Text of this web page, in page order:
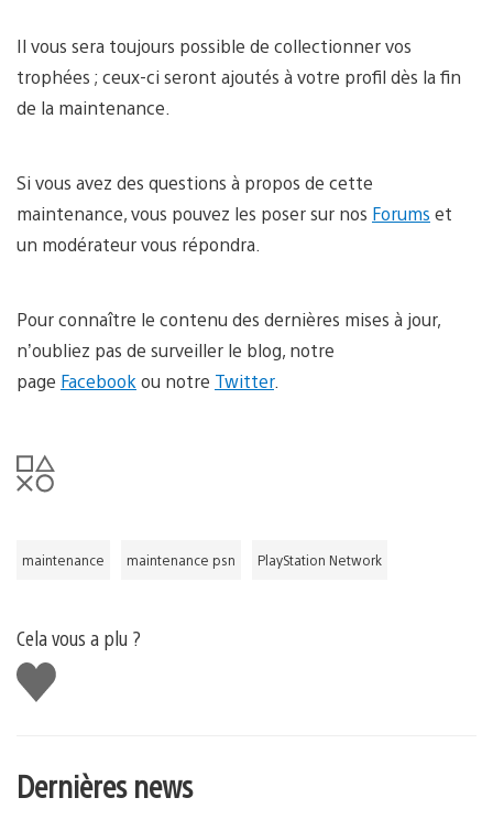
Il vous sera toujours possible de collectionner vos
trophées ; ceux-ci seront ajoutés à votre profil dès la fin
de la maintenance.
Si vous avez des questions à propos de cette
maintenance, vous pouvez les poser sur nos Forums et
un modérateur vous répondra.
Pour connaître le contenu des dernières mises à jour,
n’oubliez pas de surveiller le blog, notre
page Facebook ou notre Twitter.
maintenance maintenance psn PlayStation Network
Cela vous a plu ?
J'aime
Dernières news